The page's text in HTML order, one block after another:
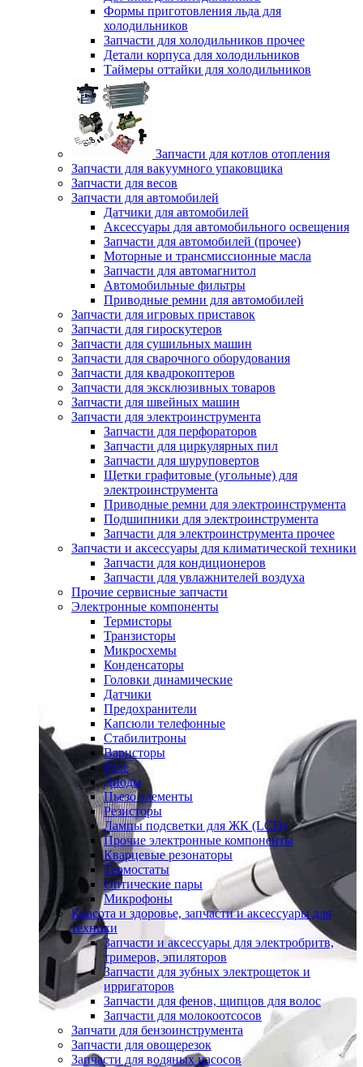
Формы приготовления льда для
холодильников
Запчасти для холодильников прочее
Детали корпуса для холодильников
Таймеры оттайки для холодильников
Запчасти для котлов отопления
Запчасти для вакуумного упаковщика
Запчасти для весов
Запчасти для автомобилей
Датчики для автомобилей
Аксессуары для автомобильного освещения
Запчасти для автомобилей (прочее)
Моторные и трансмиссионные масла
Запчасти для автомагнитол
Автомобильные фильтры
Приводные ремни для автомобилей
Запчасти для игровых приставок
Запчасти для гироскутеров
Запчасти для сушильных машин
Запчасти для сварочного оборудования
Запчасти для квадрокоптеров
Запчасти для эксклюзивных товаров
Запчасти для швейных машин
Запчасти для электроинструмента
Запчасти для перфораторов
Запчасти для циркулярных пил
Запчасти для шуруповертов
Щетки графитовые (угольные) для
электроинструмента
Приводные ремни для электроинструмента
Подшипники для электроинструмента
Запчасти для электроинструмента прочее
Запчасти и аксессуары для климатической техники
Запчасти для кондиционеров
Запчасти для увлажнителей воздуха
Прочие сервисные запчасти
Электронные компоненты
Термисторы
Транзисторы
Микросхемы
Конденсаторы
Головки динамические
Датчики
Предохранители
Капсюли телефонные
Стабилитроны
Варисторы
Реле
Диоды
Пьезо элементы
Резисторы
Лампы подсветки для ЖК (LCD)
Прочие электронные компоненты
Кварцевые резонаторы
Термостаты
Оптические пары
Микрофоны
Красота и здоровье, запчасти и аксессуары для
техники
Запчасти и аксессуары для электробритв,
тримеров, эпиляторов
Запчасти для зубных электрощеток и
ирригаторов
Запчасти для фенов, щипцов для волос
Запчасти для молокоотсосов
Запчати для бензоинструмента
Запчасти для овощерезок
Запчасти для водяных насосов